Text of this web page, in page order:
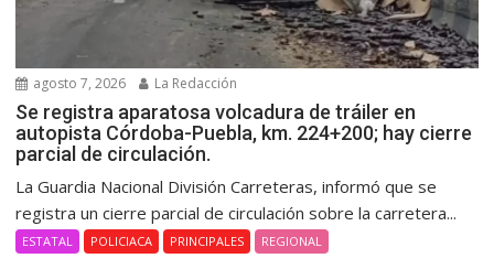
agosto 7, 2026 La Redacción
Se registra aparatosa volcadura de tráiler en
autopista Córdoba-Puebla, km. 224+200; hay cierre
parcial de circulación.
La Guardia Nacional División Carreteras, informó que se
registra un cierre parcial de circulación sobre la carretera...
ESTATAL POLICIACA PRINCIPALES REGIONAL